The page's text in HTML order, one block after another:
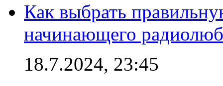
Как выбрать
начинающего
18.7.2024, 23:45